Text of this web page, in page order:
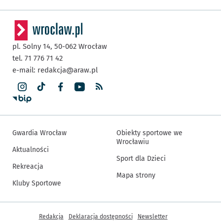
pl. Solny 14, 50-062 Wrocław
tel. 71 776 71 42
e-mail: redakcja@araw.pl
Gwardia Wrocław
Aktualności
Rekreacja
Kluby Sportowe
Obiekty sportowe we
Wrocławiu
Sport dla Dzieci
Mapa strony
Inne informacje
Redakcja Deklaracja dostępności Newsletter